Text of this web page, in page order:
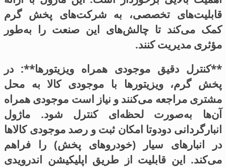
قابلیت‌های تخصصی، به شرکت‌های پخش گرم
کمک می‌کند تا چالش‌های این صنعت را به‌طور
مؤثری مدیریت کنند.
**کنترل دقیق موجودی همراه ویزیتورها**: در
پخش گرم، ویزیتورها با موجودی کالا به محل
مشتری مراجعه می‌کنند و نیاز است موجودی همراه
آن‌ها به‌صورت لحظه‌ای کنترل شود. ماژول
انبارگردانی دودوتا امکان ثبت و رصد موجودی کالاها
در انبارهای سیار (خودروهای پخش) را فراهم
می‌کند. این قابلیت از طریق اپلیکیشن اندرویدی